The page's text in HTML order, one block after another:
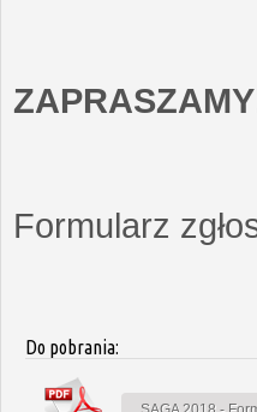
Formularz
Do pobrania: